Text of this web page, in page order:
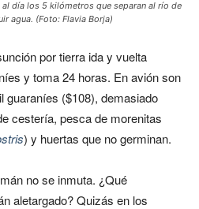
día los 5 kilómetros que separan al río de
agua. (Foto: Flavia Borja)
por tierra ida y vuelta
y toma 24 horas. En avión son
guaraníes ($108), demasiado
cestería, pesca de morenitas
) y huertas que no germinan.
no se inmuta. ¿Qué
aletargado? Quizás en los